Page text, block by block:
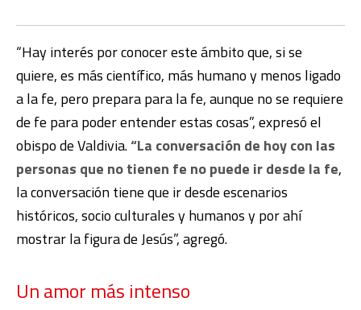
“Hay interés por conocer este ámbito que, si se
quiere, es más científico, más humano y menos ligado
a la fe, pero prepara para la fe, aunque no se requiere
de fe para poder entender estas cosas”, expresó el
obispo de Valdivia.“La conversación de hoy con las
personas que no tienen fe no puede ir desde la fe,
la conversación tiene que ir desde escenarios
históricos, socio culturales y humanos y por ahí
mostrar la figura de Jesús”, agregó.
Un amor más intenso